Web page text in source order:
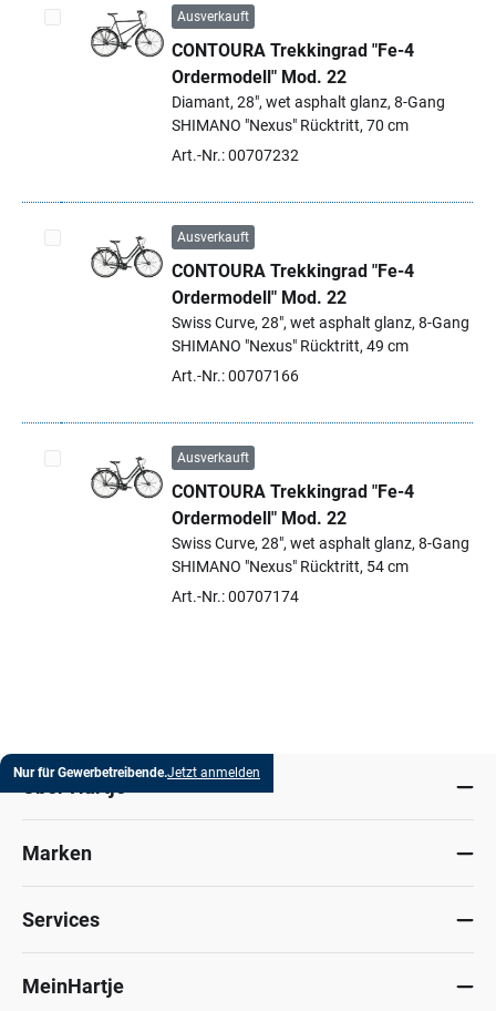
Artikel auswählen
Ausverkauft
CONTOURA Trekkingrad "Fe-4
Ordermodell" Mod. 22
Diamant, 28", wet asphalt glanz, 8-Gang
SHIMANO "Nexus" Rücktritt, 70 cm
Art.-Nr.: 00707232
Artikel auswählen
Ausverkauft
CONTOURA Trekkingrad "Fe-4
Ordermodell" Mod. 22
Swiss Curve, 28", wet asphalt glanz, 8-Gang
SHIMANO "Nexus" Rücktritt, 49 cm
Art.-Nr.: 00707166
Artikel auswählen
Ausverkauft
CONTOURA Trekkingrad "Fe-4
Ordermodell" Mod. 22
Swiss Curve, 28", wet asphalt glanz, 8-Gang
SHIMANO "Nexus" Rücktritt, 54 cm
Art.-Nr.: 00707174
Nur für Gewerbetreibende.Jetzt anmelden
Marken
Services
MeinHartje